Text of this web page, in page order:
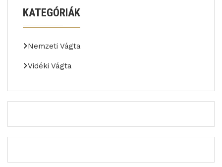
KATEGÓRIÁK
Nemzeti Vágta
Vidéki Vágta